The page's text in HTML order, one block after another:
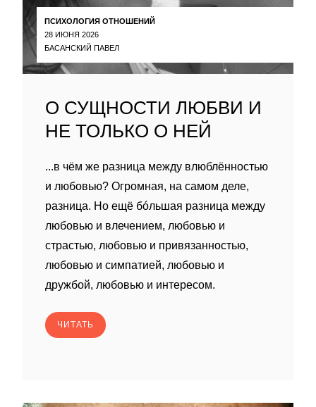
ПСИХОЛОГИЯ ОТНОШЕНИЙ
28 ИЮНЯ 2026
БАСАНСКИЙ ПАВЕЛ
О СУЩНОСТИ ЛЮБВИ И
НЕ ТОЛЬКО О НЕЙ
...в чём же разница между влюблённостью
и любовью? Огромная, на самом деле,
разница. Но ещё бóльшая разница между
любовью и влечением, любовью и
страстью, любовью и привязанностью,
любовью и симпатией, любовью и
дружбой, любовью и интересом.
ЧИТАТЬ